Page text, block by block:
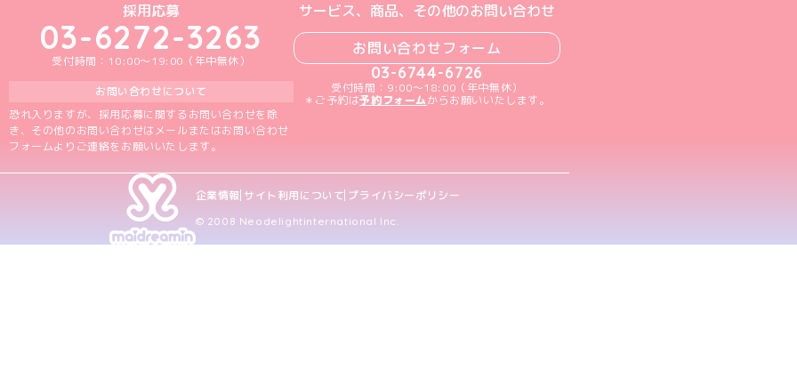
採用応募
03-6272-3263
受付時間：10:00～19:00（年中無休）
お問い合わせについて
恐れ入りますが、採用応募に関するお問い合わせを除
き、その他のお問い合わせはメールまたはお問い合わせ
フォームよりご連絡をお願いいたします。
サービス、商品、その他のお問い合わせ
お問い合わせフォーム
03-6744-6726
受付時間：9:00～18:00（年中無休）
＊ご予約は予約フォームからお願いいたします。
企業情報 サイト利用について プライバシーポリシー
© 2008 Neodelightinternational Inc.